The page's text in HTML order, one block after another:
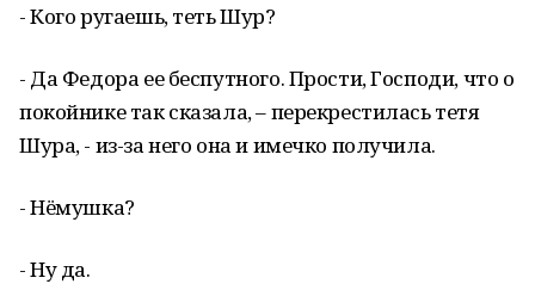
- Кого ругаешь, теть Шур?
- Да Федора ее беспутного. Прости, Господи, что о
покойнике так сказала, – перекрестилась тетя
Шура, - из-за него она и имечко получила.
- Нёмушка?
- Ну да.